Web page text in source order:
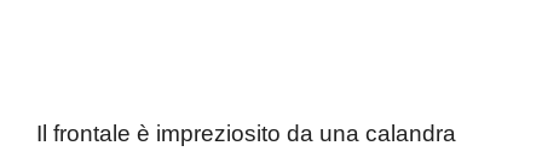
Il frontale è impreziosito da una calandra